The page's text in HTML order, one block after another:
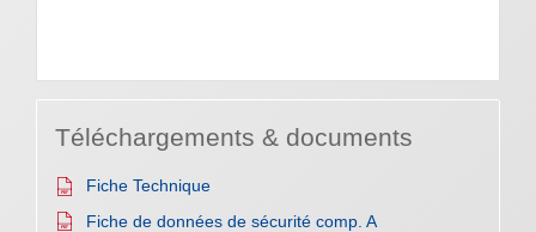
Téléchargements & documents
Fiche Technique
Fiche de données de sécurité comp. A